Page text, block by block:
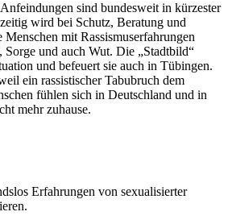
sind bundesweit in kürzester
wird bei Schutz, Beratung und
mit Rassismuserfahrungen
Sorge und auch Wut. Die „Stadtbild“
und befeuert sie auch in Tübingen.
ein rassistischer Tabubruch dem
fühlen sich in Deutschland und in
mehr zuhause.
Erfahrungen von sexualisierter